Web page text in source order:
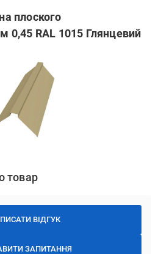
плоского
0,45 RAL 1015 Глянцевий
товар
ВІДГУК
ЗАПИТАННЯ